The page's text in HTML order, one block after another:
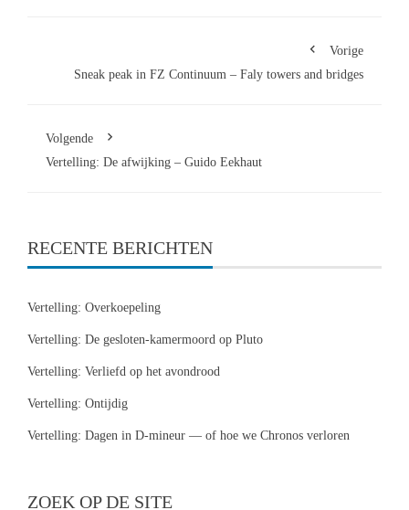
Vorige
Sneak peak in FZ Continuum – Faly towers and bridges
Volgende
Vertelling: De afwijking – Guido Eekhaut
RECENTE BERICHTEN
Vertelling: Overkoepeling
Vertelling: De gesloten-kamermoord op Pluto
Vertelling: Verliefd op het avondrood
Vertelling: Ontijdig
Vertelling: Dagen in D-mineur — of hoe we Chronos verloren
ZOEK OP DE SITE